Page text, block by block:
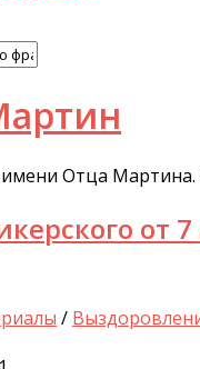
Отца
от 7
/